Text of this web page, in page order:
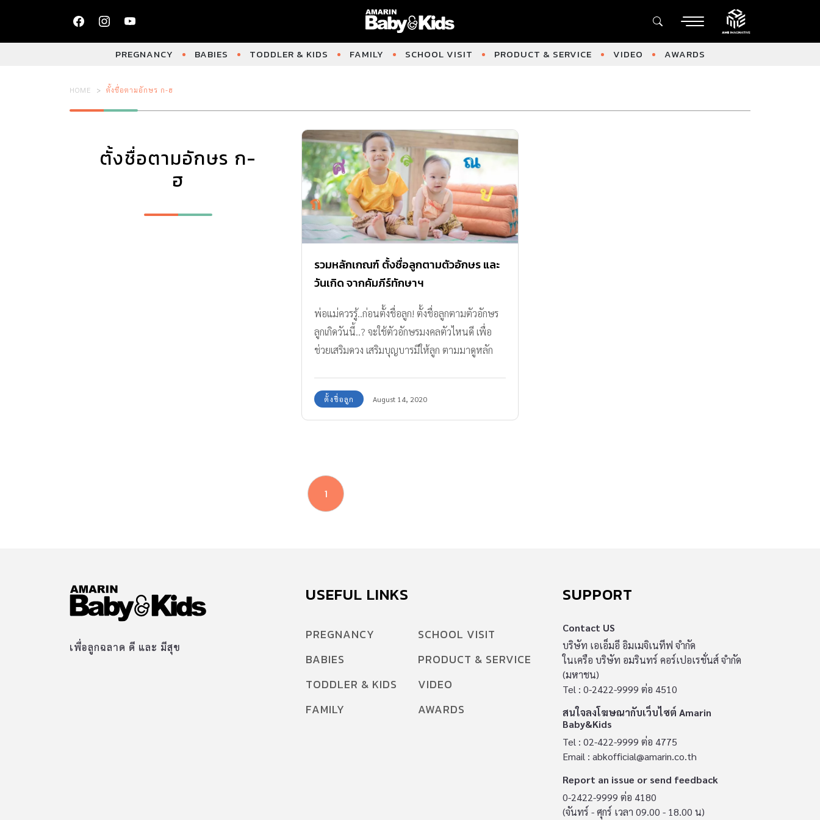
PREGNANCY BABIES TODDLER & KIDS FAMILY SCHOOL VISIT PRODUCT & SERVICE VIDEO AWARDS
HOME ตั้งชื่อตามอักษร ก-ฮ
ตั้งชื่อตามอักษร ก-
ฮ
รวมหลักเกณฑ์ ตั้งชื่อลูกตามตัวอักษร และ
วันเกิด จากคัมภีร์ทักษาฯ
พ่อแม่ควรรู้..ก่อนตั้งชื่อลูก! ตั้งชื่อลูกตามตัวอักษร
ลูกเกิดวันนี้..? จะใช้ตัวอักษรมงคลตัวไหนดี เพื่อ
ช่วยเสริมดวง เสริมบุญบารมีให้ลูก ตามมาดูหลัก
ตั้งชื่อลูก August 14, 2020
1
เพื่อลูกฉลาด ดี และ มีสุข
USEFUL LINKS
PREGNANCY
BABIES
TODDLER & KIDS
FAMILY
SCHOOL VISIT
PRODUCT & SERVICE
VIDEO
AWARDS
SUPPORT
Contact US
บริษัท เอเอ็มอี อิมเมจิเนทีฟ จำกัด
ในเครือ บริษัท อมรินทร์ คอร์เปอเรชั่นส์ จำกัด
(มหาชน)
Tel : 0-2422-9999 ต่อ 4510
สนใจลงโฆษณากับเว็บไซต์ Amarin
Baby&Kids
Tel : 02-422-9999 ต่อ 4775
Email : abkofficial@amarin.co.th
Report an issue or send feedback
0-2422-9999 ต่อ 4180
(จันทร์ - ศุกร์ เวลา 09.00 - 18.00 น)